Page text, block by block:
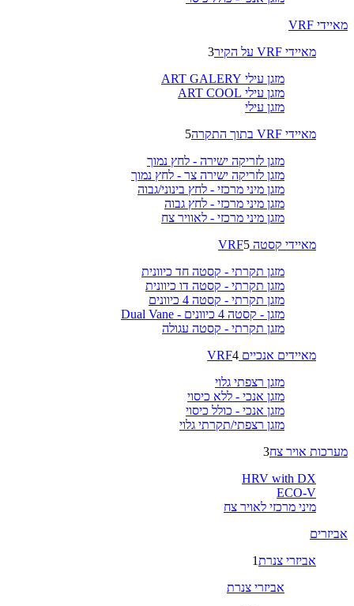
מאיידי VRF
מאיידי VRF על הקיר
3
מזגן עילי ART GALERY
מזגן עילי ART COOL
מזגן עילי
מאיידי VRF בתוך התקרה
5
מזגן לזריקה ישירה - לחץ נמוך
מזגן לזריקה ישירה צר - לחץ נמוך
מזגן מיני מרכזי - לחץ בינוני/גבוה
מזגן מיני מרכזי - לחץ גבוה
מזגן מיני מרכזי - לאוויר צח
מאיידי קסטה VRF 5
מזגן תקרתי - קסטה חד כיוונית
מזגן תקרתי - קסטה דו כיוונית
מזגן תקרתי - קסטה 4 כיוונים
מזגן - קסטה 4 כיוונים - Dual Vane
מזגן תקרתי - קסטה עגולה
מאיידים אנכיים VRF 4
מזגן רצפתי גלוי
מזגן אנכי - ללא כיסוי
מזגן אנכי - כולל כיסוי
מזגן רצפתי/תקרתי גלוי
מערכות אויר צח3
HRV with DX
ECO-V
מיני מרכזי לאויר צח
אביזרים
אביזרי צנרת1
אביזרי צנרת